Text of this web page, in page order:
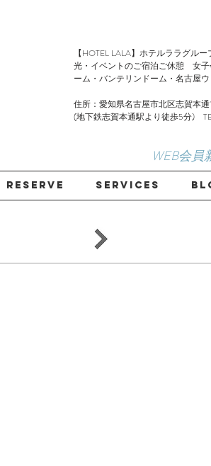
【HOTEL LALA】ホテルララグル
光・イベントのご宿泊ご休憩 女
ーム・バンテリンドーム・名古屋
住所：愛知県名古屋市北区志賀本通
(地下鉄志賀本通駅より徒歩5分)
WEB会員
RESERVE SERVICES